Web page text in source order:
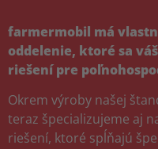
farmermobil má
oddelenie, ktoré sa
riešení pre
Okrem výroby našej
teraz špecializujeme aj
riešení, ktoré spĺňajú